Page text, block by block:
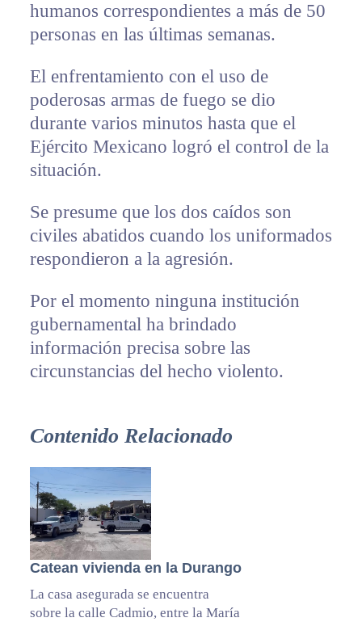
humanos correspondientes a más de 50
personas en las últimas semanas.
El enfrentamiento con el uso de
poderosas armas de fuego se dio
durante varios minutos hasta que el
Ejército Mexicano logró el control de la
situación.
Se presume que los dos caídos son
civiles abatidos cuando los uniformados
respondieron a la agresión.
Por el momento ninguna institución
gubernamental ha brindado
información precisa sobre las
circunstancias del hecho violento.
Contenido Relacionado
Catean vivienda en la Durango
La casa asegurada se encuentra
sobre la calle Cadmio, entre la María